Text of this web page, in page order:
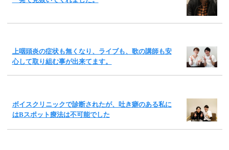
上咽頭炎の症状も無くなり、ライブも、歌の講師も安
心して取り組む事が出来てます。
ボイスクリニックで診断されたが、吐き癖のある私に
はBスポット療法は不可能でした